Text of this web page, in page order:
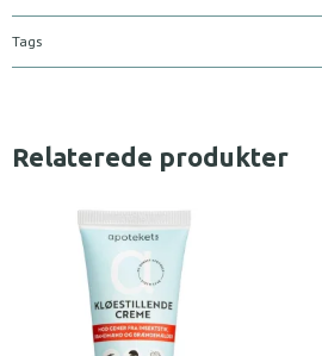
Tags
Relaterede produkter